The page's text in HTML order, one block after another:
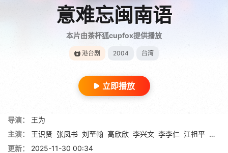
意难忘闽南语
本片由茶杯狐cupfox提供播放
港台剧 2004 台湾
立即播放
导演：
王为
主演：
王识贤 张凤书 刘至翰 高欣欣 李兴文 李李仁 江祖平 张琴
更新：
2025-11-30 00:34